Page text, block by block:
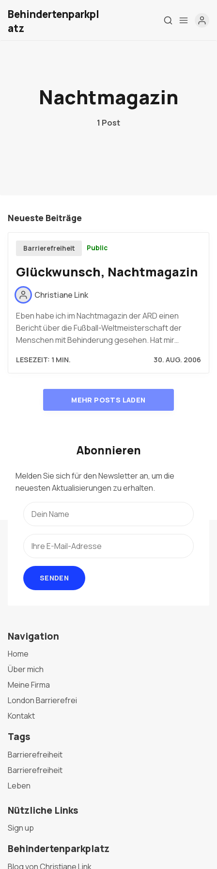
Meine Firma
London Barrierefrei
Behindertenparkpl
atz
Nachtmagazin
1 Post
Neueste Beiträge
Barrierefreiheit Public
Glückwunsch, Nachtmagazin
Christiane Link
Eben habe ich im Nachtmagazin der ARD einen
Bericht über die Fußball-Weltmeisterschaft der
Menschen mit Behinderung gesehen. Hat mir…
LESEZEIT: 1 MIN. 30. AUG. 2006
MEHR POSTS LADEN
Abonnieren
Melden Sie sich für den Newsletter an, um die
neuesten Aktualisierungen zu erhalten.
SENDEN
Navigation
Home
Über mich
Meine Firma
London Barrierefrei
Kontakt
Tags
Barrierefreiheit
Barrierefreiheit
Leben
Nützliche Links
Sign up
Behindertenparkplatz
Blog von Christiane Link